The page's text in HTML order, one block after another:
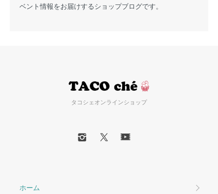
ベント情報をお届けするショップブログです。
タコシェオンラインショップ
ホーム